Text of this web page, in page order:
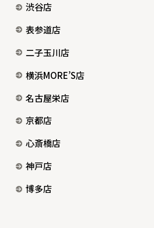
渋谷店
表参道店
二子玉川店
横浜MORE’S店
名古屋栄店
京都店
心斎橋店
神戸店
博多店